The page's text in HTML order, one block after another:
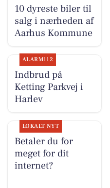
10 dyreste biler til
salg i nærheden af
Aarhus Kommune
ALARM112
Indbrud på
Ketting Parkvej i
Harlev
LOKALT NYT
Betaler du for
meget for dit
internet?